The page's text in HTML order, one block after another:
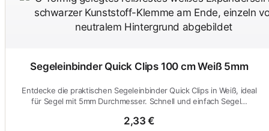
Segeleinbinder Quick Clips 100 cm Weiß 5mm
Entdecke die praktischen Segeleinbinder Quick Clips in Weiß, ideal
für Segel mit 5mm Durchmesser. Schnell und einfach Segel…
2,33 €